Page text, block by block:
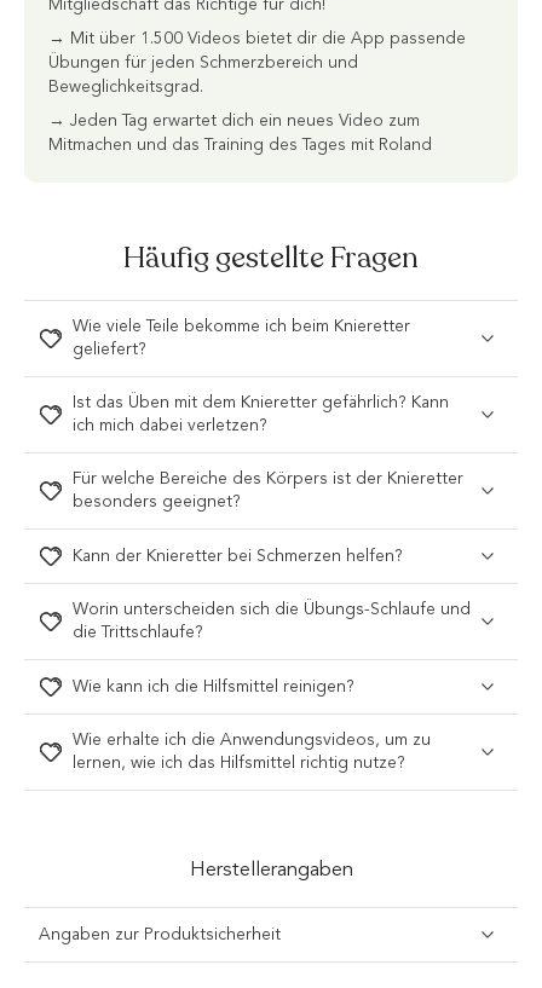
Mitgliedschaft das Richtige für dich!
→ Mit über 1.500 Videos bietet dir die App passende
Übungen für jeden Schmerzbereich und
Beweglichkeitsgrad.
→ Jeden Tag erwartet dich ein neues Video zum
Mitmachen und das Training des Tages mit Roland
Häufig gestellte Fragen
Wie viele Teile bekomme ich beim Knieretter
geliefert?
Ist das Üben mit dem Knieretter gefährlich? Kann
ich mich dabei verletzen?
Für welche Bereiche des Körpers ist der Knieretter
besonders geeignet?
Kann der Knieretter bei Schmerzen helfen?
Worin unterscheiden sich die Übungs-Schlaufe und
die Trittschlaufe?
Wie kann ich die Hilfsmittel reinigen?
Wie erhalte ich die Anwendungsvideos, um zu
lernen, wie ich das Hilfsmittel richtig nutze?
Herstellerangaben
Angaben zur Produktsicherheit